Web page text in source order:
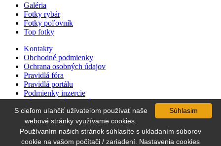
Galéria
Fotky rybár
Fotky poľovník
Top fotky
Kontakty
Obchodné podmienky
Ochrana osobných údajov
Pravidlá fóra
Pravidlá portálu
Podmienky inzercie
Zásady používania súborov cookie
Cenník inzercie
Súťaž
Súhlasim
S cieľom uľahčiť užívateľom používať naše
webové stránky využívame cookies.
Používaním našich stránok súhlasíte s ukladaním súborov
cookie na vašom počítači / zariadení. Nastavenia cookies